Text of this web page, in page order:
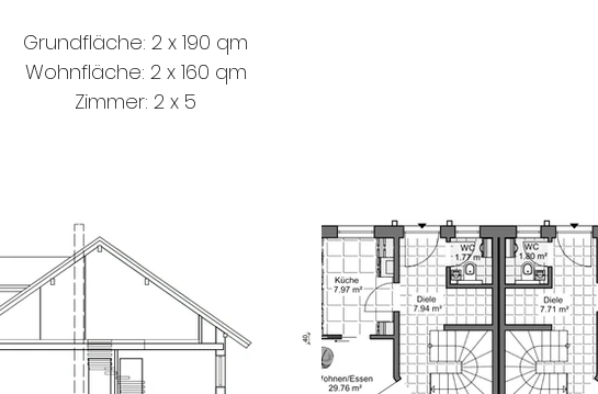
Grundfläche: 2 x 190 qm
Wohnfläche: 2 x 160 qm
Zimmer: 2 x 5